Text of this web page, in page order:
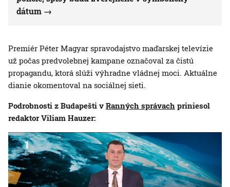
dátum
Premiér Péter Magyar spravodajstvo maďarskej televízie
už počas predvolebnej kampane označoval za čistú
propagandu, ktorá slúži výhradne vládnej moci. Aktuálne
dianie okomentoval na sociálnej sieti.
Podrobnosti z Budapešti v Ranných správach priniesol
redaktor Viliam Hauzer: